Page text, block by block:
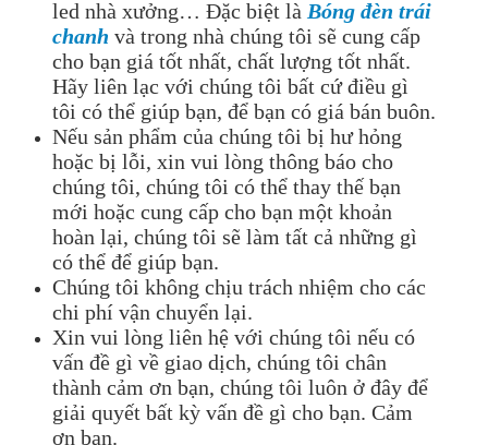
led nhà xưởng… Đặc biệt là Bóng đèn trái
chanh và trong nhà chúng tôi sẽ cung cấp
cho bạn giá tốt nhất, chất lượng tốt nhất.
Hãy liên lạc với chúng tôi bất cứ điều gì
tôi có thể giúp bạn, để bạn có giá bán buôn.
Nếu sản phẩm của chúng tôi bị hư hỏng
hoặc bị lỗi, xin vui lòng thông báo cho
chúng tôi, chúng tôi có thể thay thế bạn
mới hoặc cung cấp cho bạn một khoản
hoàn lại, chúng tôi sẽ làm tất cả những gì
có thể để giúp bạn.
Chúng tôi không chịu trách nhiệm cho các
chi phí vận chuyển lại.
Xin vui lòng liên hệ với chúng tôi nếu có
vấn đề gì về giao dịch, chúng tôi chân
thành cảm ơn bạn, chúng tôi luôn ở đây để
giải quyết bất kỳ vấn đề gì cho bạn. Cảm
ơn bạn.